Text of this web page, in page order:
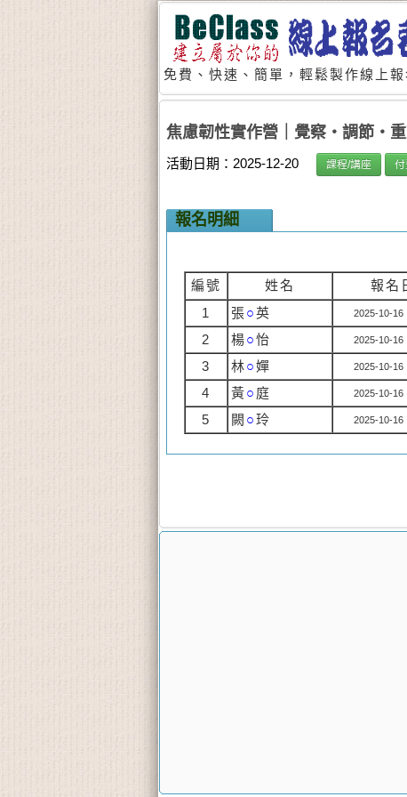
免費、快速、簡單，輕鬆製作線上
焦慮韌性實作營｜覺察・調節・
活動日期：2025-12-20 課程/講座 付
報名明細
編號 姓名 報名
1
張○英 2025-10-16
2 楊○怡 2025-10-
3 林○嬋 2025-10-
4 黃○ 庭 2025-10-
5 闕 ○玲 2025-10-